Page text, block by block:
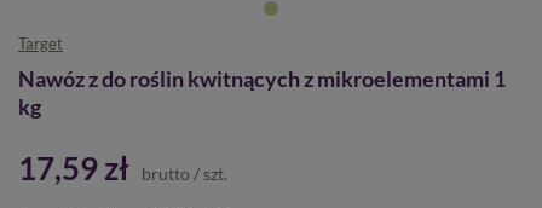
Target
Nawóz z do roślin kwitnących z mikroelementami 1
kg
17,59 zł brutto / szt.